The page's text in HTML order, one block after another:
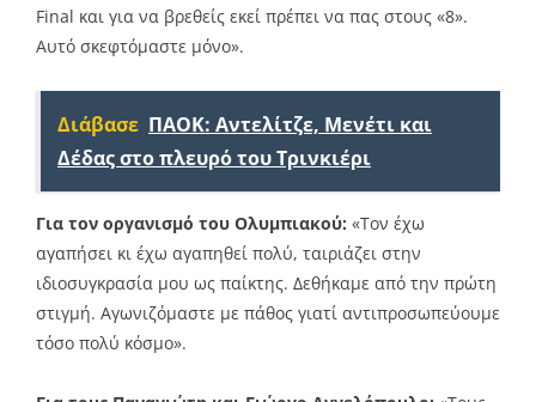
Final και για να βρεθείς εκεί πρέπει να πας στους «8».
Αυτό σκεφτόμαστε μόνο».
Διάβασε ΠΑΟΚ: Αντελίτζε, Μενέτι και
Δέδας στο πλευρό του Τρινκιέρι
Για τον οργανισμό του Ολυμπιακού: «Τον έχω
αγαπήσει κι έχω αγαπηθεί πολύ, ταιριάζει στην
ιδιοσυγκρασία μου ως παίκτης. Δεθήκαμε από την πρώτη
στιγμή. Αγωνιζόμαστε με πάθος γιατί αντιπροσωπεύουμε
τόσο πολύ κόσμο».